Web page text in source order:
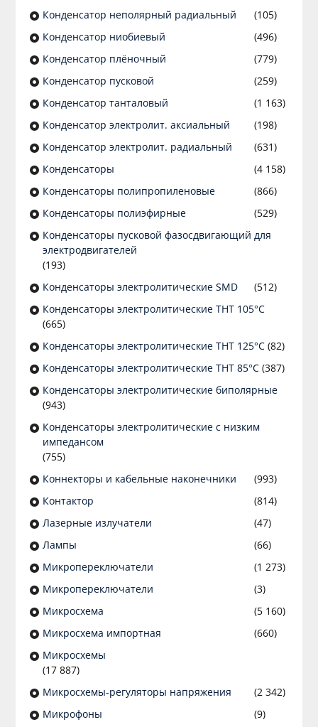
Конденсатор неполярный радиальный
(105)
Конденсатор ниобиевый
(496)
Конденсатор плёночный
(779)
Конденсатор пусковой
(259)
Конденсатор танталовый
(1 163)
Конденсатор электролит. аксиальный
(198)
Конденсатор электролит. радиальный
(631)
Конденсаторы
(4 158)
Конденсаторы полипропиленовые
(866)
Конденсаторы полиэфирные
(529)
Конденсаторы пусковой фазосдвигающий для
электродвигателей
(193)
Конденсаторы электролитические SMD
(512)
Конденсаторы электролитические THT 105°C
(665)
Конденсаторы электролитические THT 125°C(82)
Конденсаторы электролитические THT 85°C(387)
Конденсаторы электролитические биполярные
(943)
Конденсаторы электролитические с низким
импедансом
(755)
Коннекторы и кабельные наконечники
(993)
Контактор
(814)
Лазерные излучатели
(47)
Лампы
(66)
Микропереключатели
(1 273)
Микропереключатели
(3)
Микросхема
(5 160)
Микросхема импортная
(660)
Микросхемы
(17 887)
Микросхемы-регуляторы напряжения
(2 342)
Микрофоны
(9)